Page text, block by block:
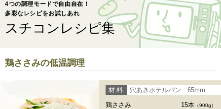
4つの調理モードで自由自在！
多彩なレシピをお試しあれ
スチコンレシピ集
鶏ささみの低温調理
材料
穴あきホテルパン 65mm
鶏ささみ
15本 （900g）